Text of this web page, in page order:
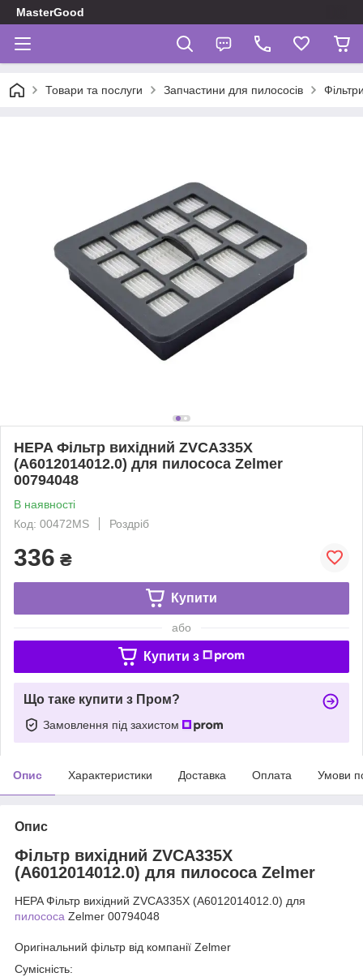
MasterGood
Товари та послуги Запчастини для пилососів
HEPA Фільтр вихідний ZVCA335X
(A6012014012.0) для пилососа Zelmer
00794048
В наявності
Код: 00472MS
Роздріб
336 ₴
Купити
або
Купити з
Що таке купити з Пром?
Замовлення під захистом
Опис Характеристики Доставка Оплата Умови
Опис
Фільтр вихідний ZVCA335X
(A6012014012.0) для пилососа Zelmer
HEPA Фільтр вихідний ZVCA335X (A6012014012.0) для
пилососа Zelmer 00794048
Оригінальний фільтр від компанії Zelmer
Сумісність: